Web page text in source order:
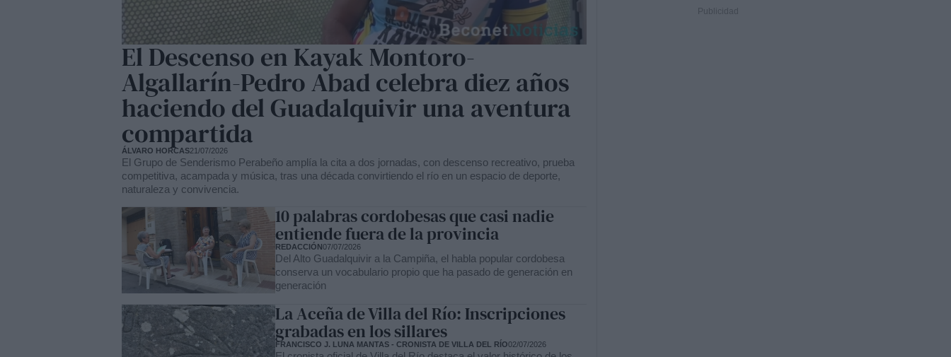
El Descenso en Kayak Montoro-
Algallarín-Pedro Abad celebra diez años
haciendo del Guadalquivir una aventura
compartida
ÁLVARO HORCAS21/07/2026
El Grupo de Senderismo Perabeño amplía la cita a dos jornadas, con descenso recreativo, prueba
competitiva, acampada y música, tras una década convirtiendo el río en un espacio de deporte,
naturaleza y convivencia.
10 palabras cordobesas que casi nadie
entiende fuera de la provincia
REDACCIÓN07/07/2026
Del Alto Guadalquivir a la Campiña, el habla popular cordobesa
conserva un vocabulario propio que ha pasado de generación en
generación
La Aceña de Villa del Río: Inscripciones
grabadas en los sillares
FRANCISCO J. LUNA MANTAS - CRONISTA DE VILLA DEL RÍO02/07/2026